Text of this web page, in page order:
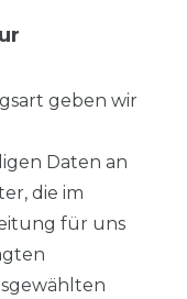
geben wir
Daten an
die im
für uns